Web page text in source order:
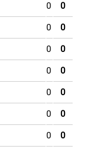
0 0
0 0
0 0
0 0
0 0
0 0
0 0